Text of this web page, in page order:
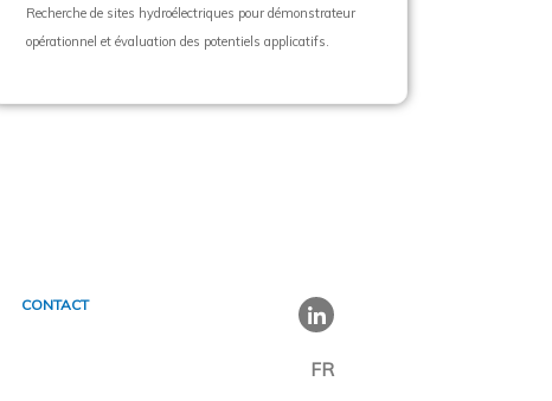
Recherche de sites hydroélectriques pour démonstrateur
opérationnel et évaluation des potentiels applicatifs.
CONTACT
FR